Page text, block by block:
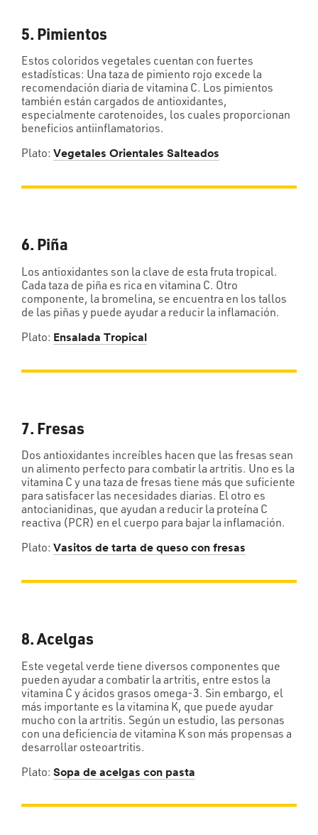
5. Pimientos
Estos coloridos vegetales cuentan con fuertes
estadísticas: Una taza de pimiento rojo excede la
recomendación diaria de vitamina C. Los pimientos
también están cargados de antioxidantes,
especialmente carotenoides, los cuales proporcionan
beneficios antiinflamatorios.
Plato: Vegetales Orientales Salteados
6. Piña
Los antioxidantes son la clave de esta fruta tropical.
Cada taza de piña es rica en vitamina C. Otro
componente, la bromelina, se encuentra en los tallos
de las piñas y puede ayudar a reducir la inflamación.
Plato: Ensalada Tropical
7. Fresas
Dos antioxidantes increíbles hacen que las fresas sean
un alimento perfecto para combatir la artritis. Uno es la
vitamina C y una taza de fresas tiene más que suficiente
para satisfacer las necesidades diarias. El otro es
antocianidinas, que ayudan a reducir la proteína C
reactiva (PCR) en el cuerpo para bajar la inflamación.
Plato: Vasitos de tarta de queso con fresas
8. Acelgas
Este vegetal verde tiene diversos componentes que
pueden ayudar a combatir la artritis, entre estos la
vitamina C y ácidos grasos omega-3. Sin embargo, el
más importante es la vitamina K, que puede ayudar
mucho con la artritis. Según un estudio, las personas
con una deficiencia de vitamina K son más propensas a
desarrollar osteoartritis.
Plato: Sopa de acelgas con pasta